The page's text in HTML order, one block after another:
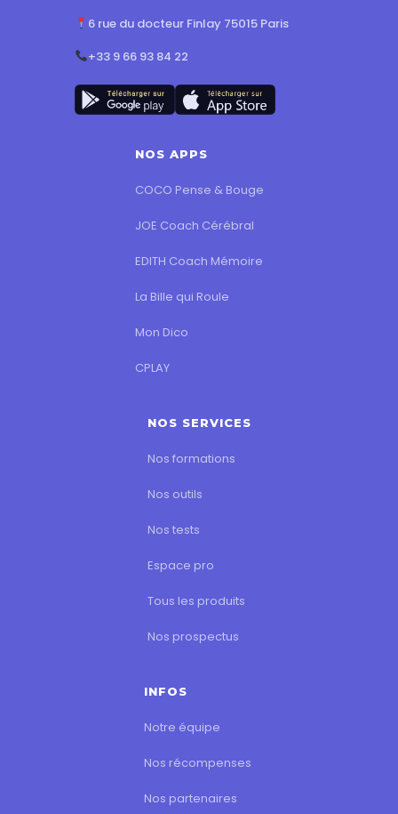
6 rue du docteur Finlay 75015 Paris
+33 9 66 93 84 22
NOS APPS
COCO Pense & Bouge
JOE Coach Cérébral
EDITH Coach Mémoire
La Bille qui Roule
Mon Dico
CPLAY
NOS SERVICES
Nos formations
Nos outils
Nos tests
Espace pro
Tous les produits
Nos prospectus
INFOS
Notre équipe
Nos récompenses
Nos partenaires